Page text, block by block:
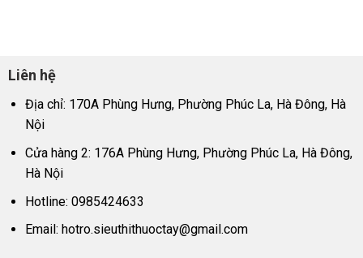
Liên hệ
Địa chỉ: 170A Phùng Hưng, Phường Phúc La, Hà Đông, Hà
Nội
Cửa hàng 2: 176A Phùng Hưng, Phường Phúc La, Hà Đông,
Hà Nội
Hotline: 0985424633
Email: hotro.sieuthithuoctay@gmail.com